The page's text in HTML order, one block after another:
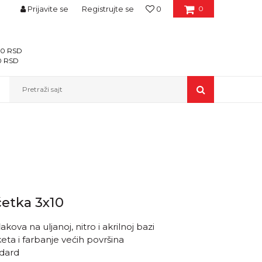
0
0
Prijavite se Registrujte se
RSD
RSD
Pretraži sajt
3x10
na uljanoj, nitro i akrilnoj bazi
i farbanje većih površina